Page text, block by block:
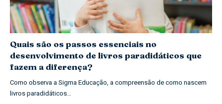
Quais são os passos essenciais no
desenvolvimento de livros paradidáticos que
fazem a diferença?
Como observa a Sigma Educação, a compreensão de como nascem
livros paradidáticos…